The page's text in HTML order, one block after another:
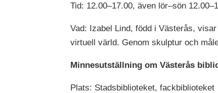
Tid: 12.00–17.00, även lör–sön
Vad: Izabel Lind, född i Västerås,
virtuell värld. Genom skulptur och
Minnesutställning om Västerås
Plats: Stadsbiblioteket, fackbiblioteket